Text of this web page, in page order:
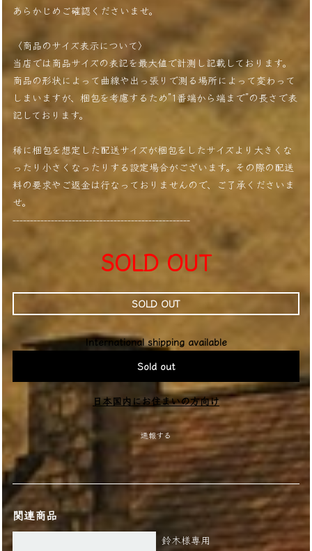
あらかじめご確認くださいませ。
〈商品のサイズ表示について〉
当店では商品サイズの表記を最大値で計測し記載しております。
商品の形状によって曲線や出っ張りで測る場所によって変わって
しまいますが、梱包を考慮するため”1番端から端まで”の長さで表
記しております。
稀に梱包を想定した配送サイズが梱包をしたサイズより大きくな
ったり小さくなったりする設定場合がございます。その際の配送
料の要求やご返金は行なっておりませんので、ご了承くださいま
せ。
---------------------------------------------------
SOLD OUT
SOLD OUT
International shipping available
Sold out
日本国内にお住まいの方向け
通報する
関連商品
鈴木様専用